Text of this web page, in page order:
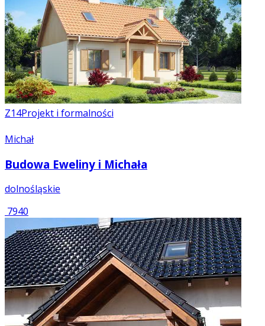
Z14Projekt i formalności
Michał
Budowa Eweliny i Michała
dolnośląskie
7940